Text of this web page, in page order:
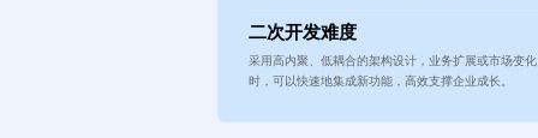
二次开发难度
采用高内聚、低耦合的架构设计，业务扩展或市场变化
时，可以快速地集成新功能，高效支撑企业成长。